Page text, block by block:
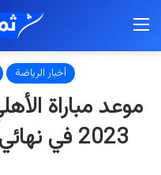
أخبار الرياضة
2023 في نهائي دوري أبطال إفريقيا